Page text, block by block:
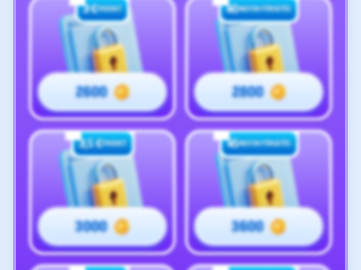
3 €FREEBET
2600
40INGYEN PÖRGETÉS
2800
3,5 €FREEBET
3000
45INGYEN PÖRGETÉS
3600